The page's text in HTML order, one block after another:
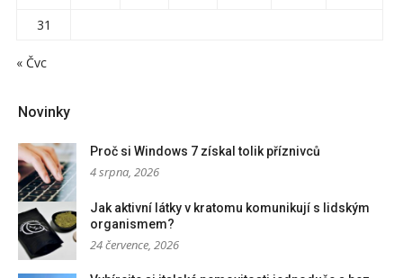
31
« Čvc
Novinky
Proč si Windows 7 získal tolik příznivců
4 srpna, 2026
Jak aktivní látky v kratomu komunikují s lidským
organismem?
24 července, 2026